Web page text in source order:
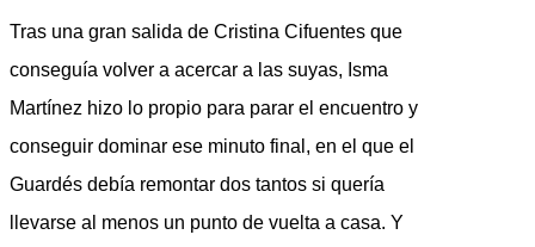
Tras una gran salida de Cristina Cifuentes que
conseguía volver a acercar a las suyas, Isma
Martínez hizo lo propio para parar el encuentro y
conseguir dominar ese minuto final, en el que el
Guardés debía remontar dos tantos si quería
llevarse al menos un punto de vuelta a casa. Y